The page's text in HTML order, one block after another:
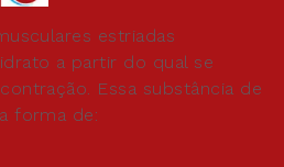
estriadas
a partir do qual se
Essa substância de
forma de: